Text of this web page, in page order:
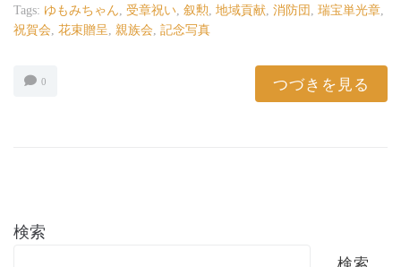
Tags: ゆもみちゃん, 受章祝い, 叙勲, 地域貢献, 消防団 , 瑞宝単光章,
祝賀会, 花束贈呈, 親族会, 記念写真
0 つづきを見る
検索